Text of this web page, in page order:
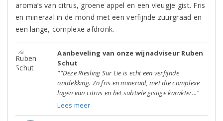
aroma’s van citrus, groene appel en een vleugje gist. Fris
en mineraal in de mond met een verfijnde zuurgraad en
een lange, complexe afdronk.
Aanbeveling van onze wijnadviseur Ruben
Schut
""Deze Riesling Sur Lie is echt een verfijnde
ontdekking. Zo fris en mineraal, met die complexe
lagen van citrus en het subtiele gistige karakter..."
Lees meer